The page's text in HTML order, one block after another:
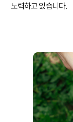
노력하고 있습니다.